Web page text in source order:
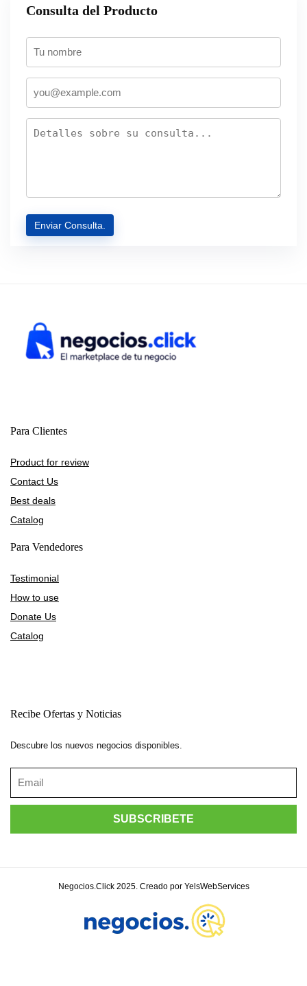
Consulta del Producto
Para Clientes
Product for review
Contact Us
Best deals
Catalog
Para Vendedores
Testimonial
How to use
Donate Us
Catalog
Recibe Ofertas y Noticias
Descubre los nuevos negocios disponibles.
Negocios.Click 2025. Creado por YelsWebServices